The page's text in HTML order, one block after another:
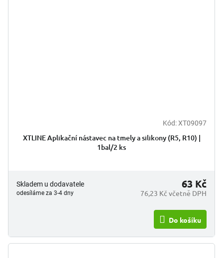
Kód:XT09097
XTLINE Aplikační nástavec na tmely a silikony (R5, R10) |
1bal/2 ks
Skladem u dodavatele
odesíláme za 3-4 dny 76,23 Kč včetně DPH
63 Kč
Do košíku